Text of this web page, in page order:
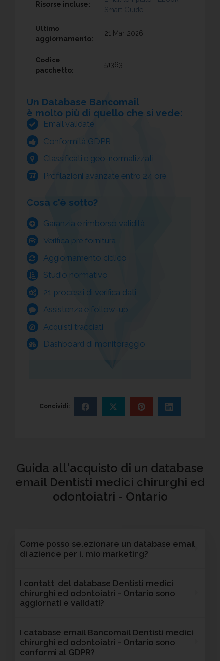
Risorse incluse:
Smart Guide
Ultimo
aggiornamento:
21 Mar 2026
Codice
pacchetto:
51363
Un Database Bancomail
è molto più di quello che si vede:
Email validate
Conformità GDPR
Classificati e geo-normalizzati
Profilazioni avanzate entro 24 ore
Cosa c'è sotto?
Garanzia e rimborso validità
Verifica pre fornitura
Aggiornamento ciclico
Studio normativo
21 processi di verifica dati
Assistenza e follow-up
Acquisti tracciati
Dashboard di monitoraggio
Condividi:
Guida all'acquisto di un database
email Dentisti medici chirurghi ed
odontoiatri - Ontario
Come posso selezionare un database email
di aziende per il mio marketing?
nostra piattaforma Bancomail. Troverai
contatti B2B verificati di aziende attive
Dentisti medici chirurghi ed odontoiatri -
email e sono filtrabili per area geografica,
settore, dimensione aziendale e altri criteri utili
I contatti del database Dentisti medici
chirurghi ed odontoiatri - Ontario sono
aggiornati e validati?
includano email attive e aggiornate. I nostri
database vengono sottoposti a verifiche
I database email Bancomail Dentisti medici
chirurghi ed odontoiatri - Ontario sono
conformi al GDPR?